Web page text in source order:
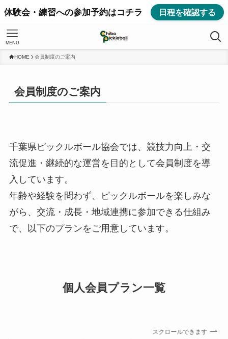
体験会・練習への参加予約はコチラ 日程を確認する
MENU
HOME 会員制度のご案内
会員制度のご案内
千葉県ピックルボール協会では、競技力向上・交
流促進・継続的な運営を目的として会員制度を導
入しています。
年齢や経験を問わず、ピックルボールを楽しみな
がら、交流・成長・地域連携に参加できる仕組み
で、以下のプランをご用意しています。
個人会員プラン一覧
スクロールできます